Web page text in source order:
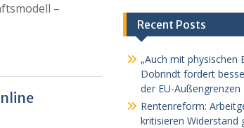
–
Recent Posts
„Auch mit physischen
Dobrindt fordert
der EU-Außengrenzen
Rentenreform:
kritisieren Widerstand